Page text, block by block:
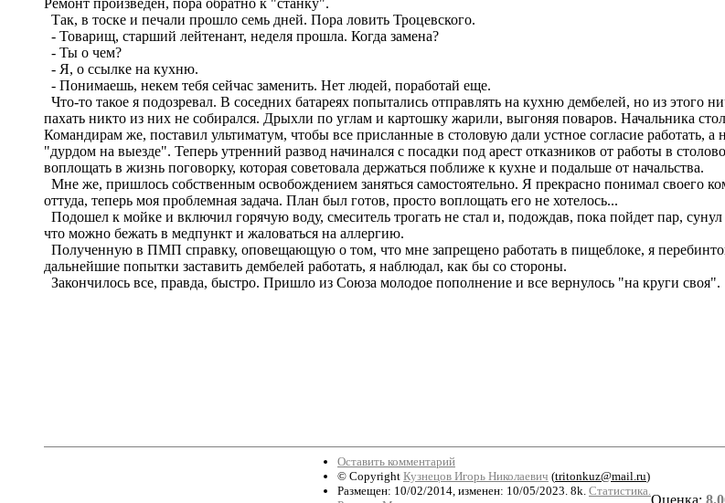
Ремонт произведен, пора обратно к "станку".
Так, в тоске и печали прошло семь дней. Пора ловить Троцевского.
- Товарищ, старший лейтенант, неделя прошла. Когда замена?
- Ты о чем?
- Я, о ссылке на кухню.
- Понимаешь, некем тебя сейчас заменить. Нет людей, поработай еще.
Что-то такое я подозревал. В соседних батареях попытались отправлять на кухню дембелей, но из
пахать никто из них не собирался. Дрыхли по углам и картошку жарили, выгоняя поваров. Начальника
Командирам же, поставил ультиматум, чтобы все присланные в столовую дали устное согласие работать,
"дурдом на выезде". Теперь утренний развод начинался с посадки под арест отказников от работы в
воплощать в жизнь поговорку, которая советовала держаться поближе к кухне и подальше от начальства.
Мне же, пришлось собственным освобождением заняться самостоятельно. Я прекрасно понимал своего
оттуда, теперь моя проблемная задача. План был готов, просто воплощать его не хотелось...
Подошел к мойке и включил горячую воду, смеситель трогать не стал и, подождав, пока пойдет пар,
что можно бежать в медпункт и жаловаться на аллергию.
Полученную в ПМП справку, оповещающую о том, что мне запрещено работать в пищеблоке, я
дальнейшие попытки заставить дембелей работать, я наблюдал, как бы со стороны.
Закончилось все, правда, быстро. Пришло из Союза молодое пополнение и все вернулось "на круги своя".
Оставить комментарий
© Copyright Кузнецов Игорь Николаевич (tritonkuz@mail.ru)
Размещен: 10/02/2014, изменен: 10/05/2023. 8k. Статистика.
Оценка: